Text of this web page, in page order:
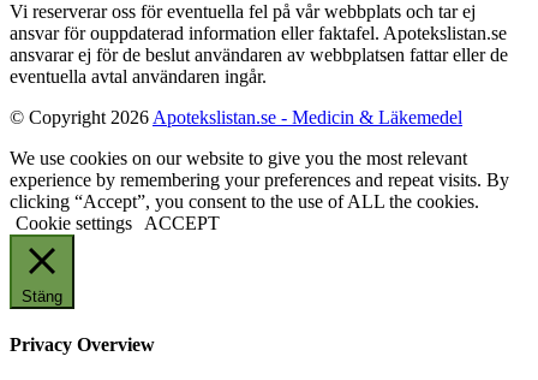
Vi reserverar oss för eventuella fel på vår webbplats och tar ej
ansvar för ouppdaterad information eller faktafel. Apotekslistan.se
ansvarar ej för de beslut användaren av webbplatsen fattar eller de
eventuella avtal användaren ingår.
© Copyright 2026 Apotekslistan.se - Medicin & Läkemedel
We use cookies on our website to give you the most relevant
experience by remembering your preferences and repeat visits. By
clicking “Accept”, you consent to the use of ALL the cookies.
Cookie settings
ACCEPT
Stäng
Privacy Overview